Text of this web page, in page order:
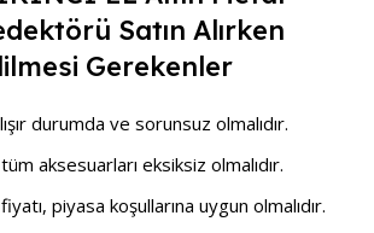
Satın Alırken
Gerekenler
durumda ve sorunsuz olmalıdır.
aksesuarları eksiksiz olmalıdır.
piyasa koşullarına uygun olmalıdır.